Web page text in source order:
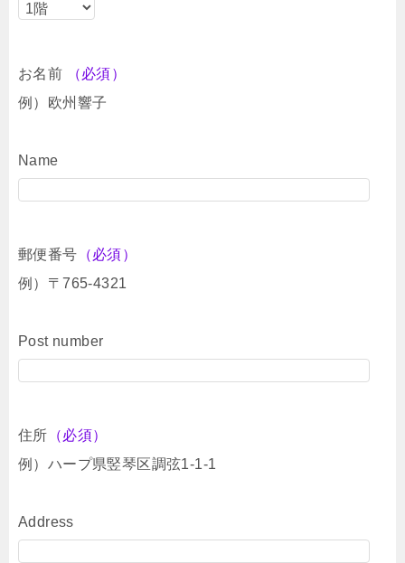
お名前
（必須）
例）欧州響子
Name
郵便番号 （必須）
例）〒765-4321
Post number
住所 （必須）
例）ハープ県竪琴区調弦1-1-1
Address